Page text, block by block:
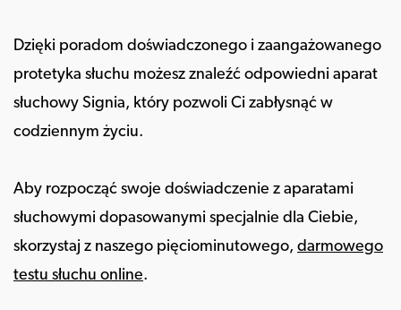
Dzięki poradom doświadczonego i zaangażowanego
protetyka słuchu możesz znaleźć odpowiedni aparat
słuchowy Signia, który pozwoli Ci zabłysnąć w
codziennym życiu.
Aby rozpocząć swoje doświadczenie z aparatami
słuchowymi dopasowanymi specjalnie dla Ciebie,
skorzystaj z naszego pięciominutowego, darmowego
testu słuchu online.